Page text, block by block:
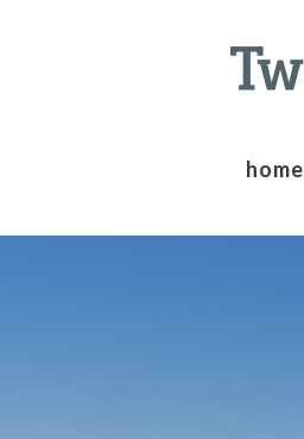
home